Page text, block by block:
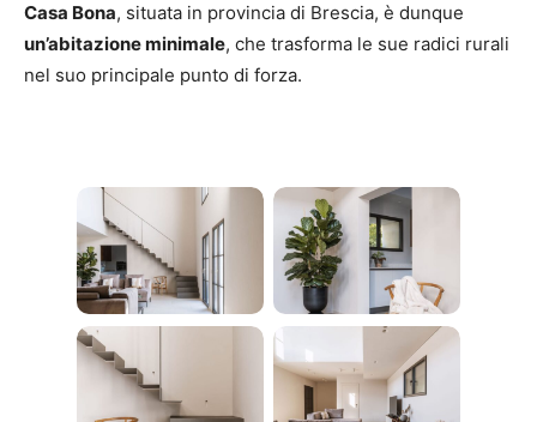
Casa Bona, situata in provincia di Brescia, è dunque
un’abitazione minimale, che trasforma le sue radici rurali
nel suo principale punto di forza.